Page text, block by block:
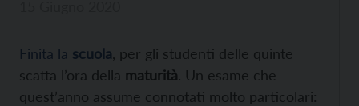
Finita la scuola , per gli studenti delle quinte
scatta l’ora della maturità. Un esame che
quest’anno assume connotati molto particolari: